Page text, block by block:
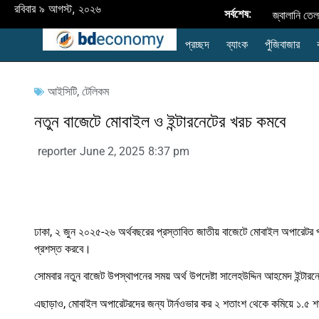
রবিবার ৯ আগস্ট, ২০২৬ সর্বশেষ: জ্বালানি
অর্ধবার্ষিক
অনুমোদিত
প্রচ্ছদ ব্যাংক পুঁজিবাজার
আইসিটি, টেলিকম
নতুন বাজেটে মোবাইল ও ইন্টারনেটের খরচ কমবে
reporter June 2, 2025 8:37 pm
ঢাকা, ২ জুন ২০২৫-২৬ অর্থবছরের প্রস্তাবিত জাতীয় বাজেটে মোবাইল অপারেটর
প্রশস্ত করবে।
সোমবার নতুন বাজেট উপস্থাপনের সময় অর্থ উপদেষ্টা সালেহউদ্দিন আহমেদ
এছাড়াও, মোবাইল অপারেটরদের জন্য টার্নওভার কর ২ শতাংশ থেকে কমিয়ে ১.৫